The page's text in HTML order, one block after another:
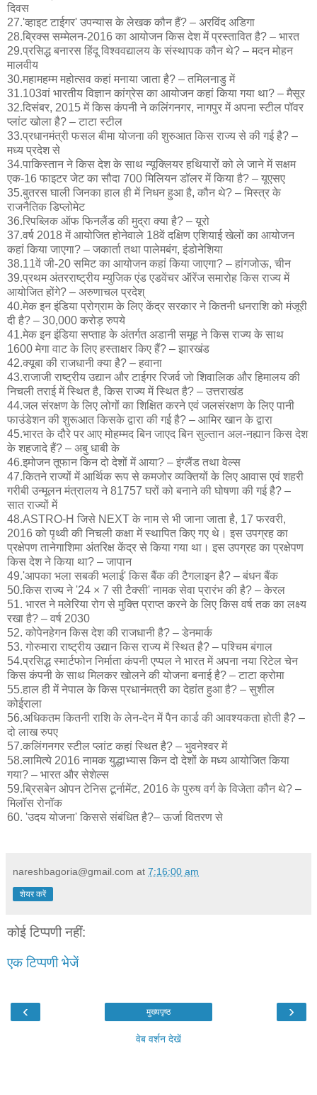
दिवस
27.'व्हाइट टाईगर' उपन्यास के लेखक कौन हैं? – अरविंद अडिगा
28.ब्रिक्स सम्मेलन-2016 का आयोजन किस देश में प्रस्तावित है? – भारत
29.प्रसिद्ध बनारस हिंदू विश्ववद्यालय के संस्थापक कौन थे? – मदन मोहन
मालवीय
30.महामहम्म महोत्सव कहां मनाया जाता है? – तमिलनाडु में
31.103वां भारतीय विज्ञान कांग्रेस का आयोजन कहां किया गया था? – मैसूर
32.दिसंबर, 2015 में किस कंपनी ने कलिंगनगर, नागपुर में अपना स्टील पॉवर
प्लांट खोला है? – टाटा स्टील
33.प्रधानमंत्री फसल बीमा योजना की शुरुआत किस राज्य से की गई है? –
मध्य प्रदेश से
34.पाकिस्तान ने किस देश के साथ न्यूक्लियर हथियारों को ले जाने में सक्षम
एक-16 फाइटर जेट का सौदा 700 मिलियन डॉलर में किया है? – यूएसए
35.बुतरस घाली जिनका हाल ही में निधन हुआ है, कौन थे? – मिस्त्र के
राजनैतिक डिप्लोमेट
36.रिपब्लिक ऑफ फिनलैंड की मुद्रा क्या है? – यूरो
37.वर्ष 2018 में आयोजित होनेवाले 18वें दक्षिण एशियाई खेलों का आयोजन
कहां किया जाएगा? – जकार्ता तथा पालेमबंग, इंडोनेशिया
38.11वें जी-20 समिट का आयोजन कहां किया जाएगा? – हांगजोऊ, चीन
39.प्रथम अंतरराष्ट्रीय म्युजिक एंड एडवेंचर ऑरेंज समारोह किस राज्य में
आयोजित होंगे? – अरुणाचल प्रदेश्
40.मेक इन इंडिया प्रोग्राम के लिए केंद्र सरकार ने कितनी धनराशि को मंजूरी
दी है? – 30,000 करोड़ रुपये
41.मेक इन इंडिया सप्ताह के अंतर्गत अडानी समूह ने किस राज्य के साथ
1600 मेगा वाट के लिए हस्ताक्षर किए हैं? – झारखंड
42.क्यूबा की राजधानी क्या है? – हवाना
43.राजाजी राष्ट्रीय उद्यान और टाईगर रिजर्व जो शिवालिक और हिमालय की
निचली तराई में स्थित है, किस राज्य में स्थित है? – उत्तराखंड
44.जल संरक्षण के लिए लोगों का शिक्षित करने एवं जलसंरक्षण के लिए पानी
फाउंडेशन की शुरूआत किसके द्वारा की गई है? – आमिर खान के द्वारा
45.भारत के दौरे पर आए मोहम्मद बिन जाएद बिन सुल्तान अल-नह्यान किस देश
के शहजादे हैं? – अबु धाबी के
46.इमोजन तूफान किन दो देशों में आया? – इंग्लैंड तथा वेल्स
47.कितने राज्यों में आर्थिक रूप से कमजोर व्यक्तियों के लिए आवास एवं शहरी
गरीबी उन्मूलन मंत्रालय ने 81757 घरों को बनाने की घोषणा की गई है? –
सात राज्यों में
48.ASTRO-H जिसे NEXT के नाम से भी जाना जाता है, 17 फरवरी,
2016 को पृथ्वी की निचली कक्षा में स्थापित किए गए थे। इस उपग्रह का
प्रक्षेपण तानेगाशिमा अंतरिक्ष केंद्र से किया गया था। इस उपग्रह का प्रक्षेपण
किस देश ने किया था? – जापान
49.'आपका भला सबकी भलाई' किस बैंक की टैगलाइन है? – बंधन बैंक
50.किस राज्य ने '24 × 7 सी टैक्सी' नामक सेवा प्रारंभ की है? – केरल
51. भारत ने म​लेरिया रोग से मुक्ति प्राप्त करने के लिए किस वर्ष तक का लक्ष्य
रखा है? – वर्ष 2030
52. कोपेनहेगन किस देश की राजधानी है? – डेनमार्क
53. गोरुमारा राष्ट्रीय उद्यान किस राज्य में स्थित है? – पश्चिम बंगाल
54.प्रसिद्ध स्मार्टफोन निर्माता कंपनी एप्पल ने भारत में अपना नया रिटेल चेन
किस कंपनी के साथ मिलकर खोलने की योजना बनाई है? – टाटा क्रोमा
55.हाल ही में नेपाल के किस प्रधानंमत्री का देहांत हुआ है? – सुशील
कोईराला
56.अधिकतम कितनी राशि के लेन-देन में पैन कार्ड की आवश्यकता होती है? –
दो लाख रुपए
57.कलिंगनगर स्टील प्लांट कहां स्थित है? – भुवनेश्वर में
58.लामित्ये 2016 नामक युद्धाभ्यास किन दो देशों के मध्य आयोजित किया
गया? – भारत और सेशेल्स
59.ब्रिसबेन ओपन टेनिस टूर्नामेंट, 2016 के पुरुष वर्ग के विजेता कौन ​थे? –
मिलॉस रोनॉक
60. 'उदय योजना' किससे संबंधित है?– ऊर्जा वितरण से
nareshbagoria@gmail.com at 7:16:00 am
शेयर करें
कोई टिप्पणी नहीं:
एक टिप्पणी भेजें
‹ ›
मुख्यपृष्ठ
वेब वर्शन देखें